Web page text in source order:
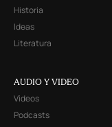
Historia
Ideas
Literatura
AUDIO Y VIDEO
Videos
Podcasts